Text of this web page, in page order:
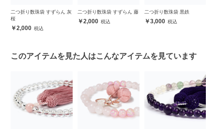
二つ折り数珠袋 すずらん 灰
桜
2,000
二つ折り数珠袋 すずらん 藤
2,000
二つ折り数珠袋 黒鉄
3,000
このアイテムを見た人はこんなアイテムを見ています